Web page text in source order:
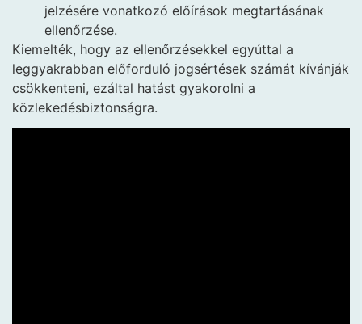
jelzésére vonatkozó előírások megtartásának
ellenőrzése.
Kiemelték, hogy az ellenőrzésekkel egyúttal a
leggyakrabban előforduló jogsértések számát kívánják
csökkenteni, ezáltal hatást gyakorolni a
közlekedésbiztonságra.